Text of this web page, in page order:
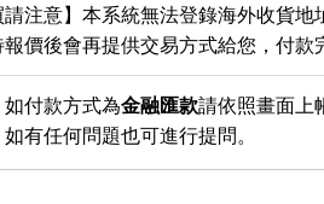
請注意】本系統無法登錄海外收貨
價後會再提供交易方式給您，付款
付款方式為金融匯款請依照畫面上
有任何問題也可進行提問。